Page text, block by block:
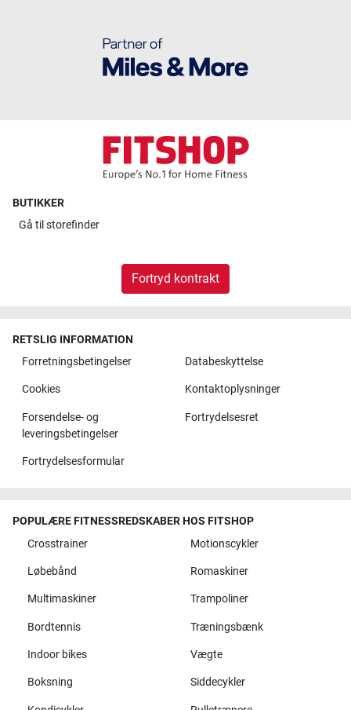
BUTIKKER
Gå til storefinder
Fortryd kontrakt
RETSLIG INFORMATION
Forretningsbetingelser
Databeskyttelse
Cookies Kontaktoplysninger
Forsendelse- og
leveringsbetingelser
Fortrydelsesret
Fortrydelsesformular
POPULÆRE FITNESSREDSKABER HOS FITSHOP
Crosstrainer
Motionscykler
Løbebånd Romaskiner
Multimaskiner Trampoliner
Bordtennis Træningsbænk
Indoor bikes Vægte
Boksning Siddecykler